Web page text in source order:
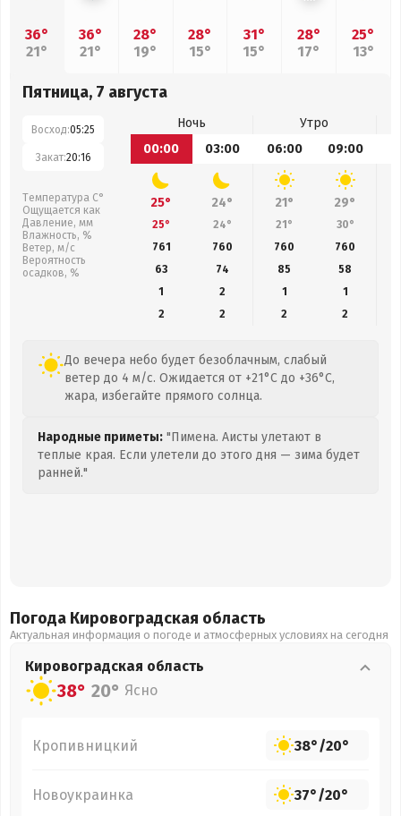
36°
21°
36°
21°
28°
19°
28°
15°
31°
15°
28°
17°
25°
13°
Пятница, 7 августа
Восход:05:25
Закат:20:16
Температура С°
Ощущается как
Давление, мм
Влажность, %
Ветер, м/с
Вероятность
осадков, %
Ночь
Утро
00:00
03:00 06:00 09:00
25° 24° 21° 29°
25° 24° 21° 30°
761
760 760 760
63
74 85 58
1
2 1
1
2
2 2 2
До вечера небо будет безоблачным, слабый
ветер до 4 м/с. Ожидается от +21°C до +36°C,
жара, избегайте прямого солнца.
Народные приметы: "Пимена. Аисты улетают в
теплые края. Если улетели до этого дня — зима будет
ранней."
Погода Кировоградская область
Актуальная информация о погоде и атмосферных условиях на сегодня
Кировоградская область
38° 20° Ясно
Кропивницкий 38°/20°
Новоукраинка 37°/20°